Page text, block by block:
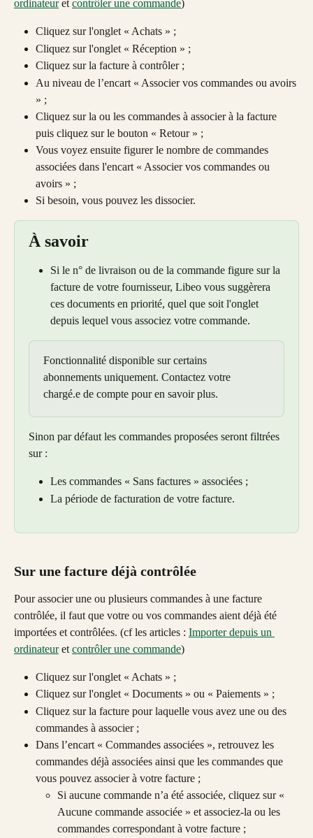
ordinateur et contrôler une commande)
Cliquez sur l'onglet « Achats » ;
Cliquez sur l'onglet « Réception » ;
Cliquez sur la facture à contrôler ;
Au niveau de l’encart « Associer vos commandes ou avoirs
» ;
Cliquez sur la ou les commandes à associer à la facture
puis cliquez sur le bouton « Retour » ;
Vous voyez ensuite figurer le nombre de commandes
associées dans l'encart « Associer vos commandes ou
avoirs » ;
Si besoin, vous pouvez les dissocier.
À savoir
Si le n° de livraison ou de la commande figure sur la
facture de votre fournisseur, Libeo vous suggèrera
ces documents en priorité, quel que soit l'onglet
depuis lequel vous associez votre commande.
Fonctionnalité disponible sur certains
abonnements uniquement. Contactez votre
chargé.e de compte pour en savoir plus.
Sinon par défaut les commandes proposées seront filtrées
sur :
Les commandes « Sans factures » associées ;
La période de facturation de votre facture.
Sur une facture déjà contrôlée
Pour associer une ou plusieurs commandes à une facture
contrôlée, il faut que votre ou vos commandes aient déjà été
importées et contrôlées. (cf les articles : Importer depuis un
ordinateur et contrôler une commande)
Cliquez sur l'onglet « Achats » ;
Cliquez sur l'onglet « Documents » ou « Paiements » ;
Cliquez sur la facture pour laquelle vous avez une ou des
commandes à associer ;
Dans l’encart « Commandes associées », retrouvez les
commandes déjà associées ainsi que les commandes que
vous pouvez associer à votre facture ;
Si aucune commande n’a été associée, cliquez sur «
Aucune commande associée » et associez-la ou les
commandes correspondant à votre facture ;